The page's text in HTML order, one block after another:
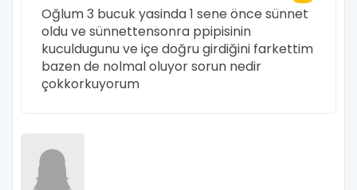
Oğlum 3 bucuk yasinda 1 sene önce sünnet
oldu ve sünnettensonra ppipisinin
kuculdugunu ve içe doğru girdiğini farkettim
bazen de nolmal oluyor sorun nedir
çokkorkuyorum